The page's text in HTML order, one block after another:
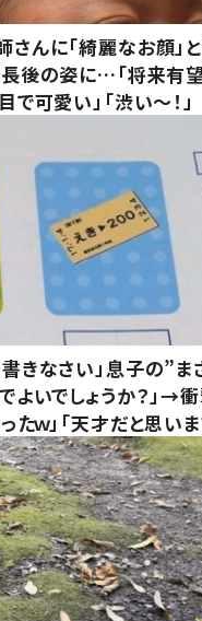
んに「綺麗なお顔」
後の姿に…「将来有望
で可愛い」「渋い～！」
きなさい」息子の”
よいでしょうか？」→
たｗ」「天才だと思いま